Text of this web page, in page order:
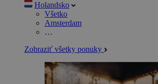
Holandsko
Všetko
Amsterdam
…
Zobraziť všetky ponuky